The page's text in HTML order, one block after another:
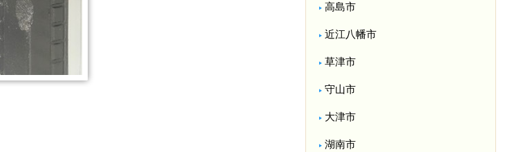
高島市
近江八幡市
草津市
守山市
大津市
湖南市